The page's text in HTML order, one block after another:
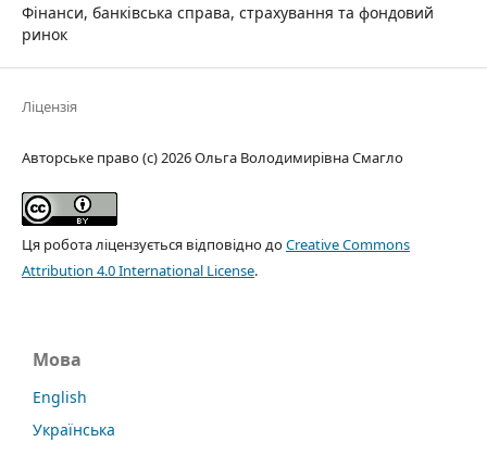
Фінанси, банківська справа, страхування та фондовий
ринок
Ліцензія
Авторське право (c) 2026 Ольга Володимирівна Смагло
Ця робота ліцензується відповідно доCreative Commons
Attribution 4.0 International License.
Мова
English
Українська